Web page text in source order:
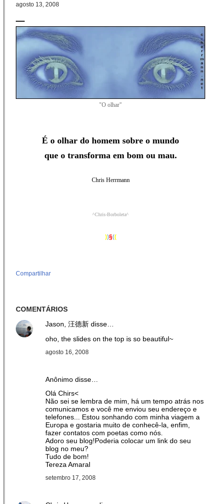
agosto 13, 2008
"O olhar"
É o olhar do homem sobre o mundo
que o transforma em bom ou mau.
Chris Herrmann
^Chris-Borboleta^
))§((
Compartilhar
COMENTÁRIOS
Jason, 汪德新 disse…
oho, the slides on the top is so beautiful~
agosto 16, 2008
Anônimo disse…
Olá Chirs<
Não sei se lembra de mim, há um tempo atrás nos
comunicamos e você me enviou seu endereço e
telefones... Estou sonhando com minha viagem a
Europa e gostaria muito de conhecê-la, enfim,
fazer contatos com poetas como nós.
Adoro seu blog!Poderia colocar um link do seu
blog no meu?
Tudo de bom!
Tereza Amaral
setembro 17, 2008